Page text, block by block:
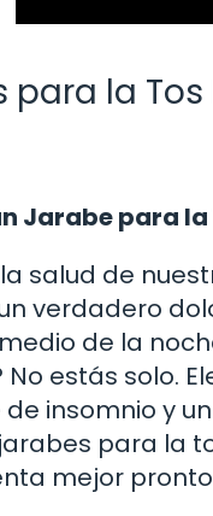
para la
Jarabe para
salud de
verdadero
de la
estás solo.
insomnio y
para la
mejor